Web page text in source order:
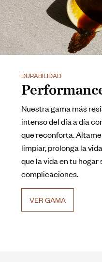
DURABILIDAD
Nuestra gama más
intenso del día a día
que reconforta.
limpiar, prolonga la
que la vida en tu hogar
complicaciones.
VER GAMA